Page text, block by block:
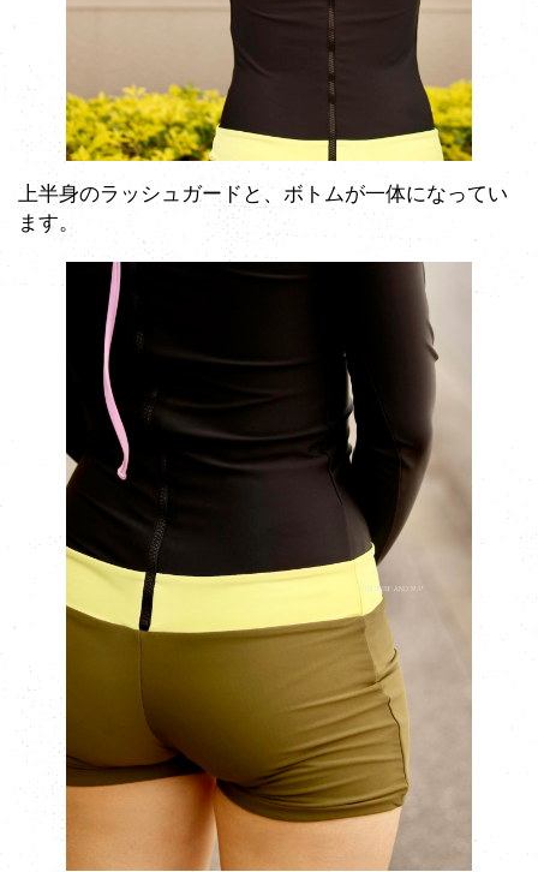
上半身のラッシュガードと、ボトムが一体になってい
ます。